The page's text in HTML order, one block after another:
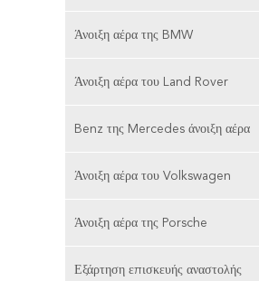
Άνοιξη αέρα της BMW
Άνοιξη αέρα του Land Rover
Benz της Mercedes άνοιξη αέρα
Άνοιξη αέρα του Volkswagen
Άνοιξη αέρα της Porsche
Εξάρτηση επισκευής αναστολής